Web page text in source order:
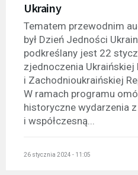
Ukrainy
Tematem przewodnim
był Dzień Jedności
podkreślany jest 22
zjednoczenia Ukraińskiej
i Zachodnioukraińskiej
W ramach programu
historyczne wydarzenia
i współczesną...
26 stycznia 2024 - 11:05